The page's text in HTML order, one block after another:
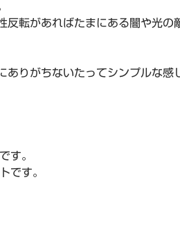
反転があればたまにある闇や光
ありがちないたってシンプルな感
す。
です。
牙RIZE【混沌級】サブクエ3枚